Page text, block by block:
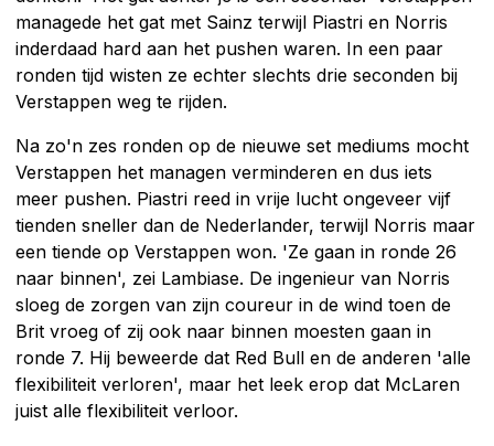
managede het gat met Sainz terwijl Piastri en Norris
inderdaad hard aan het pushen waren. In een paar
ronden tijd wisten ze echter slechts drie seconden bij
Verstappen weg te rijden.
Na zo'n zes ronden op de nieuwe set mediums mocht
Verstappen het managen verminderen en dus iets
meer pushen. Piastri reed in vrije lucht ongeveer vijf
tienden sneller dan de Nederlander, terwijl Norris maar
een tiende op Verstappen won. 'Ze gaan in ronde 26
naar binnen', zei Lambiase. De ingenieur van Norris
sloeg de zorgen van zijn coureur in de wind toen de
Brit vroeg of zij ook naar binnen moesten gaan in
ronde 7. Hij beweerde dat Red Bull en de anderen 'alle
flexibiliteit verloren', maar het leek erop dat McLaren
juist alle flexibiliteit verloor.